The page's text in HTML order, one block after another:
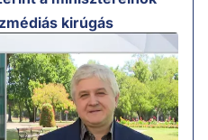
kirúgás